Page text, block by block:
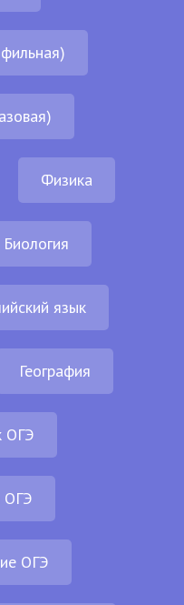
Физика
Биология
язык
География
ОГЭ
ОГЭ
ОГЭ